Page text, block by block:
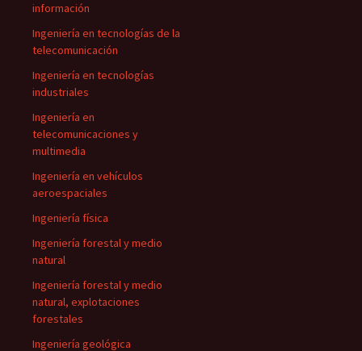
información
Ingeniería en tecnologías de la
telecomunicación
Ingeniería en tecnologías
industriales
Ingeniería en
telecomunicaciones y
multimedia
Ingeniería en vehículos
aeroespaciales
Ingeniería física
Ingeniería forestal y medio
natural
Ingeniería forestal y medio
natural, explotaciones
forestales
Ingeniería geológica